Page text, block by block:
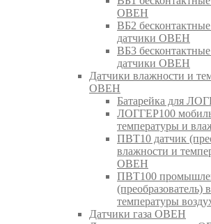
ОВЕН
ВБ2
датчики ОВЕН
ВБ3
датчики ОВЕН
Датчики влажности и
ОВЕН
Батарейка для
ЛОГГЕР100
температуры и
ПВТ10 датчик
влажности и
ОВЕН
ПВТ100
(преобразователь)
температуры
Датчики газа ОВЕН